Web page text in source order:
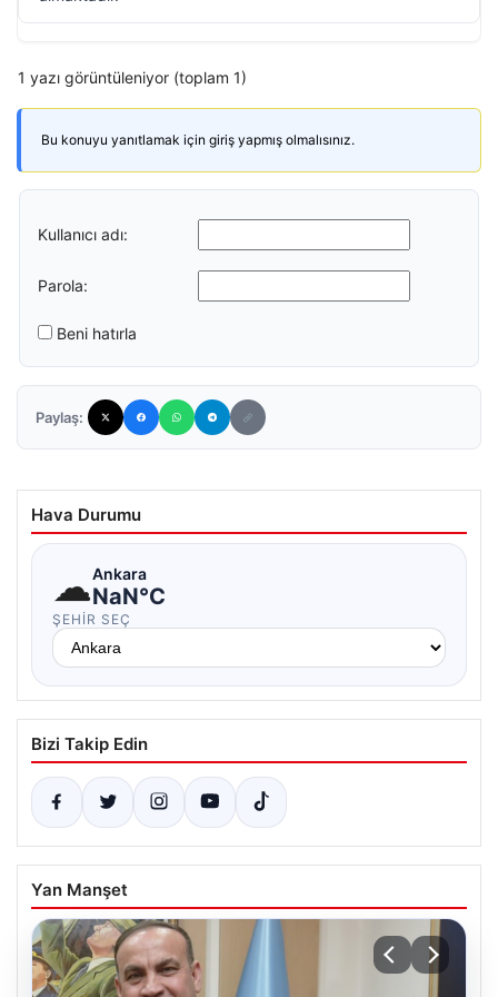
1 yazı görüntüleniyor (toplam 1)
Bu konuyu yanıtlamak için giriş yapmış olmalısınız.
Kullanıcı adı:
Parola:
Beni hatırla
Paylaş:
Hava Durumu
☁Ankara
NaN°C
ŞEHIR SEÇ
Bizi Takip Edin
Yan Manşet